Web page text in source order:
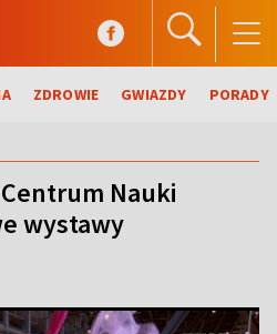
ZDROWIE GWIAZDY PORADY
Nauki
wystawy